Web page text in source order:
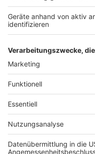
Nutzung des
Mehr
Anzeige